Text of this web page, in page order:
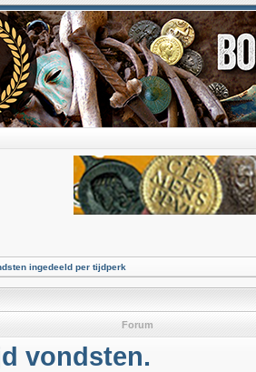
ingedeeld per tijdperk
Forum
vondsten.